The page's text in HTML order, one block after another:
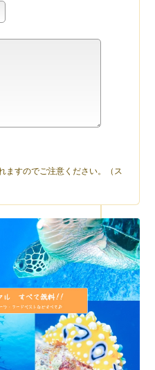
ますのでご注意ください。（ス